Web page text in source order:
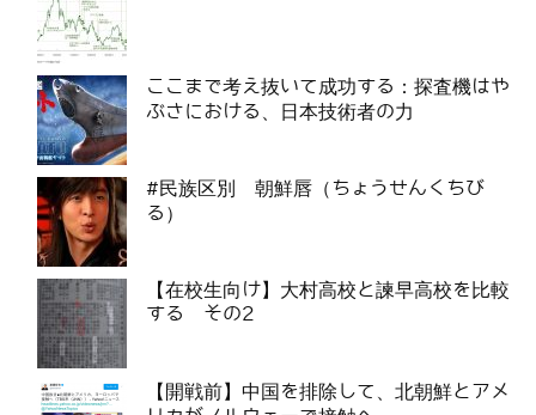
ここまで考え抜いて成功する：探査機はや
ぶさにおける、日本技術者の力
#民族区別 朝鮮唇（ちょうせんくちび
る）
【在校生向け】大村高校と諫早高校を比較
する その2
【開戦前】中国を排除して、北朝鮮とアメ